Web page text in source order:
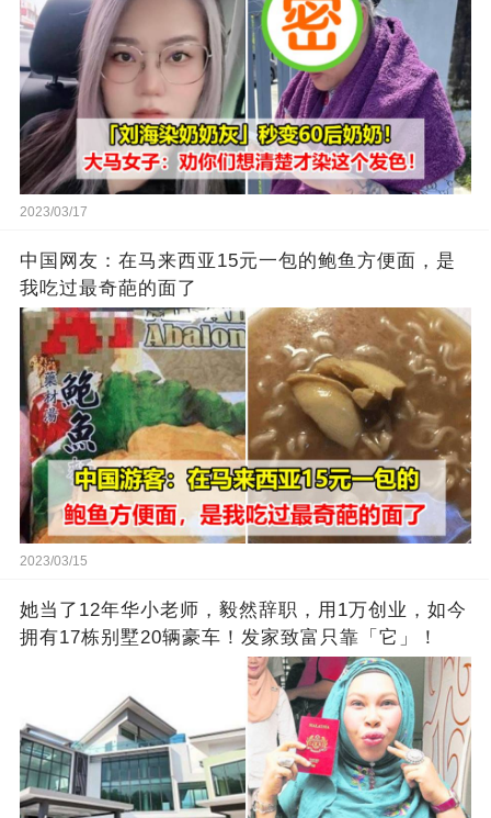
2023/03/17
中国网友：在马来西亚15元一包的鲍鱼方便面，是
我吃过最奇葩的面了
2023/03/15
她当了12年华小老师，毅然辞职，用1万创业，如今
拥有17栋别墅20辆豪车！发家致富只靠「它」！